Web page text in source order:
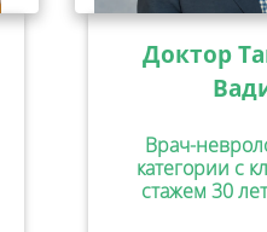
Доктор
Врач-
категории с
стажем 30